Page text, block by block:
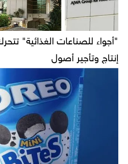
"أجواء للصناعات الغذائية"
إنتاج وتأجير أصول